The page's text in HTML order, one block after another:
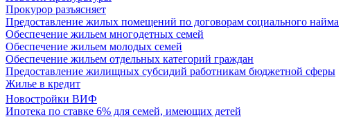
Прокурор разъясняет
Предоставление жилых помещений по договорам социального найма
Обеспечение жильем многодетных семей
Обеспечение жильем молодых семей
Обеспечение жильем отдельных категорий граждан
Предоставление жилищных субсидий работникам бюджетной сферы
Жилье в кредит
Новостройки ВИФ
Ипотека по ставке 6% для семей, имеющих детей